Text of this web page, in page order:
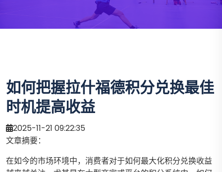
如何把握拉什福德积分兑换最佳
时机提高收益
2025-11-21 09:22:35
文章摘要：
在如今的市场环境中，消费者对于如何最大化积分兑换收益